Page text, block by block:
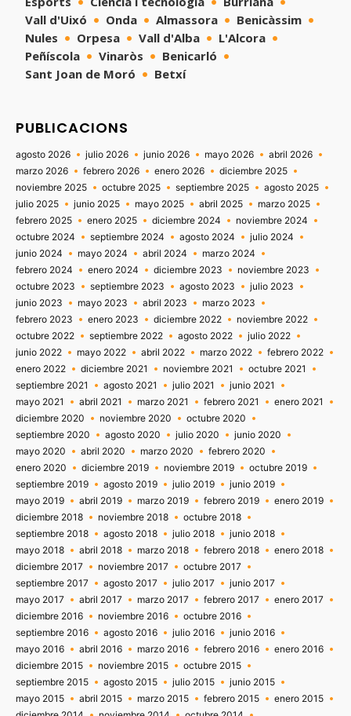
Vall d'Uixó
Onda Almassora
Benicàssim
Nules
Orpesa Vall d'Alba
L'Alcora
Peñíscola
Vinaròs
Benicarló
Sant Joan de Moró
Betxí
PUBLICACIONS
agosto 2026 julio 2026 junio 2026 mayo 2026
abril 2026
marzo 2026
febrero 2026 enero 2026
diciembre 2025
noviembre 2025
octubre 2025 septiembre 2025
agosto 2025
julio 2025
junio 2025 mayo 2025 abril 2025
marzo 2025
febrero 2025
enero 2025 diciembre 2024
noviembre 2024
octubre 2024
septiembre 2024 agosto 2024
julio 2024
junio 2024
mayo 2024 abril 2024
marzo 2024
febrero 2024
enero 2024 diciembre 2023
noviembre 2023
octubre 2023
septiembre 2023 agosto 2023
julio 2023
junio 2023
mayo 2023 abril 2023
marzo 2023
febrero 2023
enero 2023 diciembre 2022
noviembre 2022
octubre 2022
septiembre 2022 agosto 2022
julio 2022
junio 2022
mayo 2022 abril 2022 marzo 2022
febrero 2022
enero 2022
diciembre 2021 noviembre 2021
octubre 2021
septiembre 2021
agosto 2021 julio 2021
junio 2021
mayo 2021
abril 2021 marzo 2021 febrero 2021
enero 2021
diciembre 2020
noviembre 2020
octubre 2020
septiembre 2020
agosto 2020 julio 2020
junio 2020
mayo 2020
abril 2020 marzo 2020
febrero 2020
enero 2020
diciembre 2019 noviembre 2019
octubre 2019
septiembre 2019
agosto 2019 julio 2019
junio 2019
mayo 2019
abril 2019 marzo 2019 febrero 2019
enero 2019
diciembre 2018
noviembre 2018
octubre 2018
septiembre 2018
agosto 2018 julio 2018
junio 2018
mayo 2018
abril 2018 marzo 2018 febrero 2018
enero 2018
diciembre 2017
noviembre 2017
octubre 2017
septiembre 2017
agosto 2017 julio 2017
junio 2017
mayo 2017
abril 2017 marzo 2017 febrero 2017
enero 2017
diciembre 2016
noviembre 2016
octubre 2016
septiembre 2016
agosto 2016 julio 2016
junio 2016
mayo 2016
abril 2016 marzo 2016 febrero 2016
enero 2016
diciembre 2015
noviembre 2015
octubre 2015
septiembre 2015
agosto 2015 julio 2015
junio 2015
mayo 2015
abril 2015 marzo 2015 febrero 2015
enero 2015